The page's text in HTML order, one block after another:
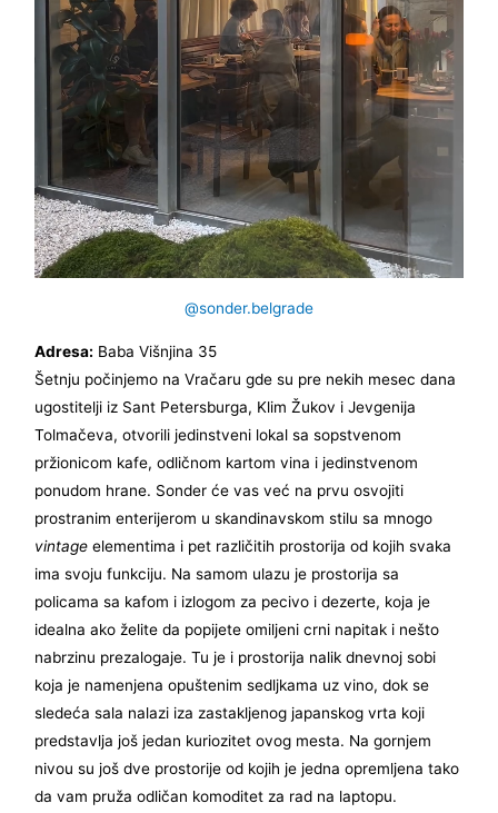
@sonder.belgrade
Adresa: Baba Višnjina 35
Šetnju počinjemo na Vračaru gde su pre nekih mesec dana
ugostitelji iz Sant Petersburga, Klim Žukov i Jevgenija
Tolmačeva, otvorili jedinstveni lokal sa sopstvenom
pržionicom kafe, odličnom kartom vina i jedinstvenom
ponudom hrane. Sonder će vas već na prvu osvojiti
prostranim enterijerom u skandinavskom stilu sa mnogo
vintage elementima i pet različitih prostorija od kojih svaka
ima svoju funkciju. Na samom ulazu je prostorija sa
policama sa kafom i izlogom za pecivo i dezerte, koja je
idealna ako želite da popijete omiljeni crni napitak i nešto
nabrzinu prezalogaje. Tu je i prostorija nalik dnevnoj sobi
koja je namenjena opuštenim sedljkama uz vino, dok se
sledeća sala nalazi iza zastakljenog japanskog vrta koji
predstavlja još jedan kuriozitet ovog mesta. Na gornjem
nivou su još dve prostorije od kojih je jedna opremljena tako
da vam pruža odličan komoditet za rad na laptopu.